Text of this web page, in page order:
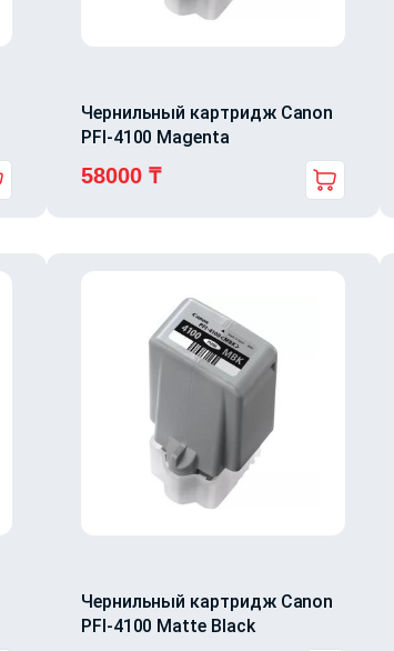
Чернильный картридж Canon
PFI-4100 Magenta
58000 ₸
Чернильный картридж Canon
PFI-4100 Matte Black